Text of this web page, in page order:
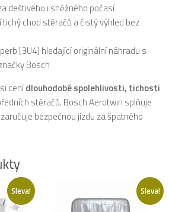
deštivého i sněžného počasí
tichý chod stěračů a čistý výhled bez
[3U4] hledající originální náhradu s
Bosch
cenídlouhodobé spolehlivosti, tichosti
stěračů. Bosch Aerotwin splňuje
bezpečnou jízdu za špatného
Sleva! Sleva!